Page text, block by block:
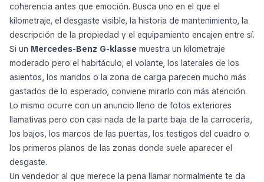
coherencia antes que emoción. Busca uno en el que el
kilometraje, el desgaste visible, la historia de mantenimiento, la
descripción de la propiedad y el equipamiento encajen entre sí.
Si un Mercedes-Benz G-klasse muestra un kilometraje
moderado pero el habitáculo, el volante, los laterales de los
asientos, los mandos o la zona de carga parecen mucho más
gastados de lo esperado, conviene mirarlo con más atención.
Lo mismo ocurre con un anuncio lleno de fotos exteriores
llamativas pero con casi nada de la parte baja de la carrocería,
los bajos, los marcos de las puertas, los testigos del cuadro o
los primeros planos de las zonas donde suele aparecer el
desgaste.
Un vendedor al que merece la pena llamar normalmente te da